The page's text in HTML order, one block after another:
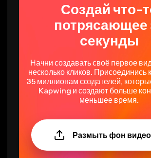
Создай что-
потрясающее
секунды
Начни создавать своё первое
несколько кликов. Присоединись
35 миллионам создателей,
Kapwing и создают больше
меньшее время.
Размыть фон видео